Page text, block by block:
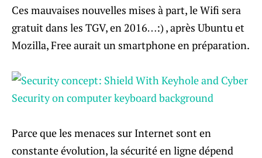
Ces mauvaises nouvelles mises à part, le Wifi sera
gratuit dans les TGV, en 2016…:) , après Ubuntu et
Mozilla, Free aurait un smartphone en préparation.
Parce que les menaces sur Internet sont en
constante évolution, la sécurité en ligne dépend